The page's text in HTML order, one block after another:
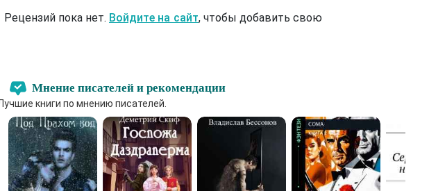
Рецензий пока нет. Войдите на сайт, чтобы добавить свою
Мнение писателей и рекомендации
книги по мнению писателей.